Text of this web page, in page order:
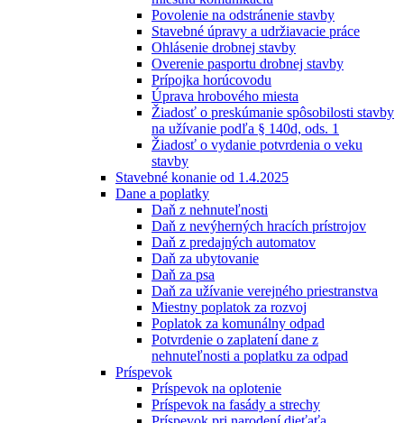
Povolenie na odstránenie stavby
Stavebné úpravy a udržiavacie práce
Ohlásenie drobnej stavby
Overenie pasportu drobnej stavby
Prípojka horúcovodu
Úprava hrobového miesta
Žiadosť o preskúmanie spôsobilosti stavby
na užívanie podľa § 140d, ods. 1
Žiadosť o vydanie potvrdenia o veku
stavby
Stavebné konanie od 1.4.2025
Dane a poplatky
Daň z nehnuteľnosti
Daň z nevýherných hracích prístrojov
Daň z predajných automatov
Daň za ubytovanie
Daň za psa
Daň za užívanie verejného priestranstva
Miestny poplatok za rozvoj
Poplatok za komunálny odpad
Potvrdenie o zaplatení dane z
nehnuteľnosti a poplatku za odpad
Príspevok
Príspevok na oplotenie
Príspevok na fasády a strechy